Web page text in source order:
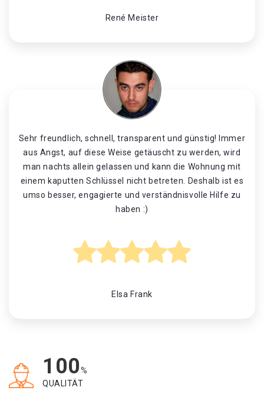
René Meister
Sehr freundlich, schnell, transparent und günstig! Immer
aus Angst, auf diese Weise getäuscht zu werden, wird
man nachts allein gelassen und kann die Wohnung mit
einem kaputten Schlüssel nicht betreten. Deshalb ist es
umso besser, engagierte und verständnisvolle Hilfe zu
haben :)
Elsa Frank
100%
QUALITÄT